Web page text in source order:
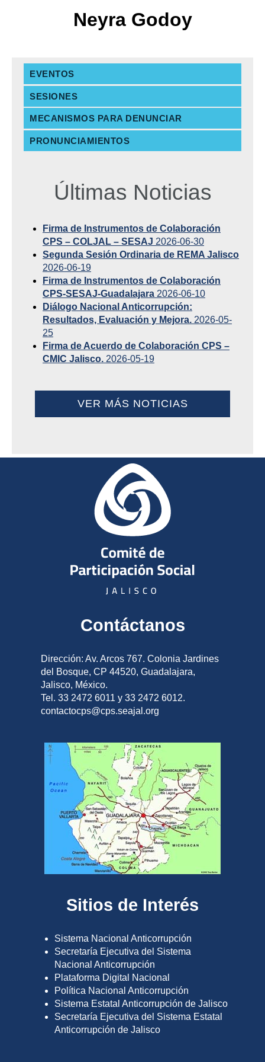
Neyra Godoy
EVENTOS
SESIONES
MECANISMOS PARA DENUNCIAR
PRONUNCIAMIENTOS
Últimas Noticias
Firma de Instrumentos de Colaboración
CPS – COLJAL – SESAJ 2026-06-30
Segunda Sesión Ordinaria de REMA Jalisco
2026-06-19
Firma de Instrumentos de Colaboración
CPS-SESAJ-Guadalajara 2026-06-10
Diálogo Nacional Anticorrupción:
Resultados, Evaluación y Mejora. 2026-05-
25
Firma de Acuerdo de Colaboración CPS –
CMIC Jalisco. 2026-05-19
VER MÁS NOTICIAS
Contáctanos
Dirección: Av. Arcos 767. Colonia Jardines
del Bosque, CP 44520, Guadalajara,
Jalisco, México.
Tel. 33 2472 6011 y 33 2472 6012.
contactocps@cps.seajal.org
Sitios de Interés
Sistema Nacional Anticorrupción
Secretaría Ejecutiva del Sistema
Nacional Anticorrupción
Plataforma Digital Nacional
Política Nacional Anticorrupción
Sistema Estatal Anticorrupción de Jalisco
Secretaría Ejecutiva del Sistema Estatal
Anticorrupción de Jalisco